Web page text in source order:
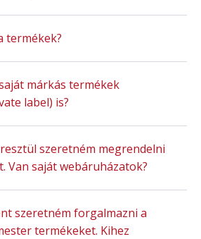
termékek?
márkás termékek
label) is?
szeretném megrendelni
Van saját webáruházatok?
szeretném forgalmazni a
termékeket. Kihez